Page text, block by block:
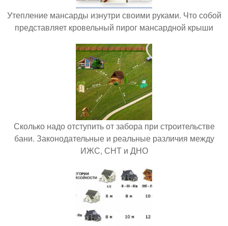
Утепление мансарды изнутри своими руками. Что собой
представляет кровельный пирог мансардной крыши
Сколько надо отступить от забора при строительстве
бани. Законодательные и реальные различия между
ИЖС, СНТ и ДНО